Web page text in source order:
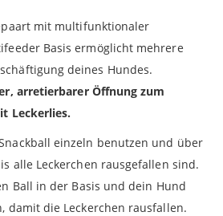
mit multifunktionaler
Basis ermöglicht mehrere
deines Hundes.
arretierbarer Öffnung zum
Leckerlies.
einzeln benutzen und über
alle Leckerchen rausgefallen sind.
Ball in der Basis und dein Hund
damit die Leckerchen rausfallen.